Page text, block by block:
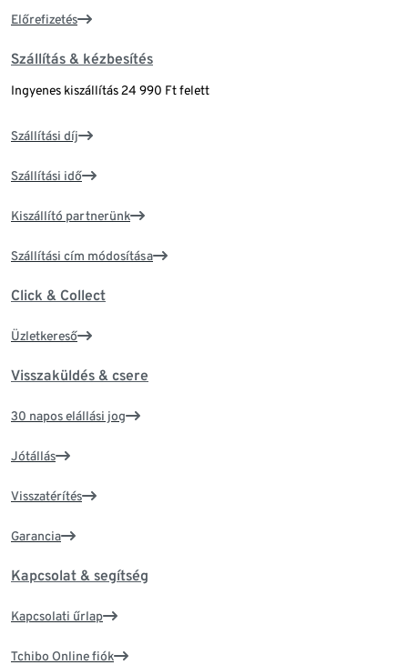
Előrefizetés
Szállítás & kézbesítés
Ingyenes kiszállítás 24 990 Ft felett
Szállítási díj
Szállítási idő
Kiszállító partnerünk
Szállítási cím módosítása
Click & Collect
Üzletkereső
Visszaküldés & csere
30 napos elállási jog
Jótállás
Visszatérítés
Garancia
Kapcsolat & segítség
Kapcsolati űrlap
Tchibo Online fiók